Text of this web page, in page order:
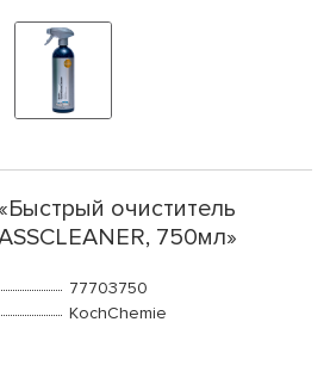
очиститель
750мл»
77703750
KochChemie